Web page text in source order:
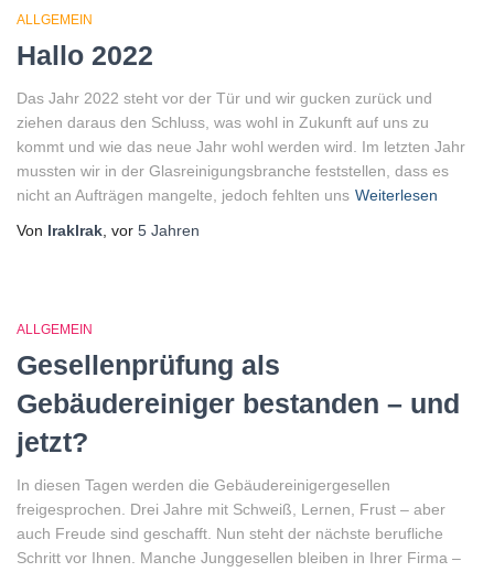
ALLGEMEIN
Hallo 2022
Das Jahr 2022 steht vor der Tür und wir gucken zurück und
ziehen daraus den Schluss, was wohl in Zukunft auf uns zu
kommt und wie das neue Jahr wohl werden wird. Im letzten Jahr
mussten wir in der Glasreinigungsbranche feststellen, dass es
nicht an Aufträgen mangelte, jedoch fehlten uns Weiterlesen
Von lraklrak , vor 5 Jahren
ALLGEMEIN
Gesellenprüfung als
Gebäudereiniger bestanden – und
jetzt?
In diesen Tagen werden die Gebäudereinigergesellen
freigesprochen. Drei Jahre mit Schweiß, Lernen, Frust – aber
auch Freude sind geschafft. Nun steht der nächste berufliche
Schritt vor Ihnen. Manche Junggesellen bleiben in Ihrer Firma –